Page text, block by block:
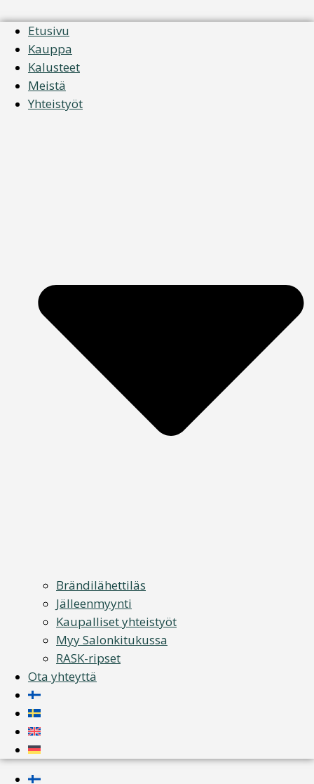
Etusivu
Kauppa
Kalusteet
Meistä
Yhteistyöt
Brändilähettiläs
Jälleenmyynti
Kaupalliset yhteistyöt
Myy Salonkitukussa
RASK-ripset
Ota yhteyttä